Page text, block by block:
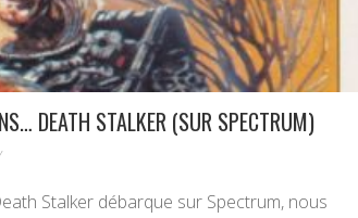
DEATH STALKER (SUR SPECTRUM)
Stalker débarque sur Spectrum, nous